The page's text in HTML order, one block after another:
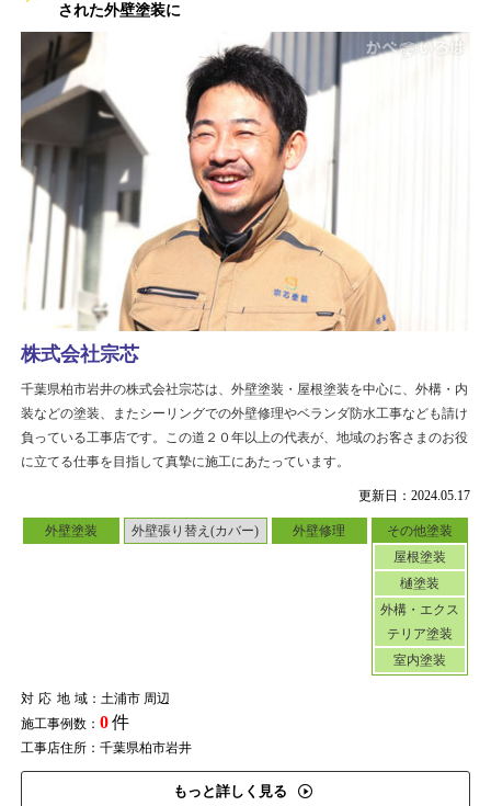
された外壁塗装に
更新日：2024.05.17
外壁塗装 外壁張り替え(カバー) 外壁修理
その他塗装
屋根塗装
樋塗装
外構・エクス
テリア塗装
室内塗装
対応地域：土浦市 周辺
施工事例数： 0件
工事店住所：千葉県柏市岩井
もっと詳しく見る
株式会社宗芯
千葉県柏市岩井の株式会社宗芯は、外壁塗装・屋根塗装を中心に、外構・内
装などの塗装、またシーリングでの外壁修理やベランダ防水工事なども請け
負っている工事店です。この道２０年以上の代表が、地域のお客さまのお役
に立てる仕事を目指して真摯に施工にあたっています。